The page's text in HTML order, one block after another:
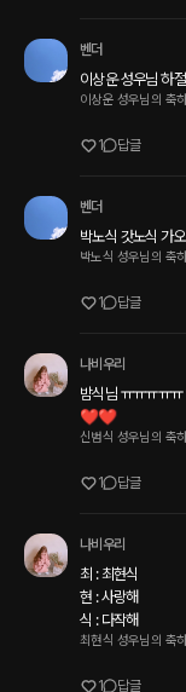
벤더
이상운 성우님 하
이상운 성우님의 축
1 답글
벤더
박노식 갓노식 가
박노식 성우님의 축
1 답글
나비우리
밤식님 ㅠㅠㅠㅠ
❤️❤️
신범식 성우님의 축
1 답글
나비우리
최 : 최현식
현 : 사랑해
식 : 다작해
최현식 성우님의 축
1 답글